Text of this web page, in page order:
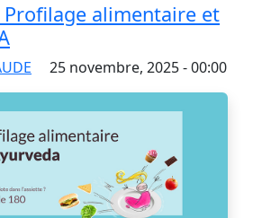
Profilage alimentaire et
25 novembre, 2025 - 00:00